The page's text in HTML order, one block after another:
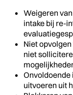
Weigeren
intake bij re-
Niet
niet
uitvoeren uit